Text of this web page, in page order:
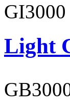
GI3000
Light